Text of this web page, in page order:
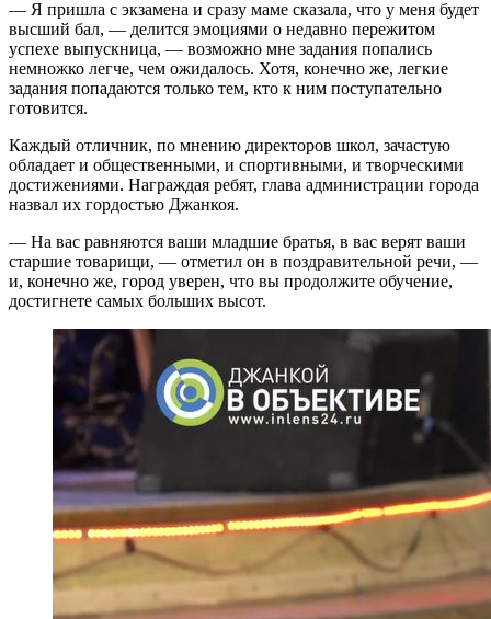
— Я пришла с экзамена и сразу маме сказала, что у меня будет
высший бал, — делится эмоциями о недавно пережитом
успехе выпускница, — возможно мне задания попались
немножко легче, чем ожидалось. Хотя, конечно же, легкие
задания попадаются только тем, кто к ним поступательно
готовится.
Каждый отличник, по мнению директоров школ, зачастую
обладает и общественными, и спортивными, и творческими
достижениями. Награждая ребят, глава администрации города
назвал их гордостью Джанкоя.
— На вас равняются ваши младшие братья, в вас верят ваши
старшие товарищи, — отметил он в поздравительной речи, —
и, конечно же, город уверен, что вы продолжите обучение,
достигнете самых больших высот.